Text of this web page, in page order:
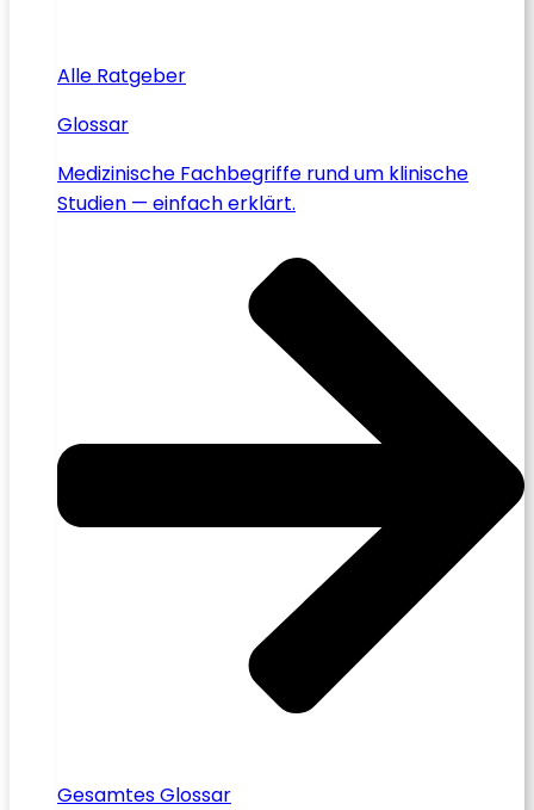
Alle Ratgeber
Glossar
Medizinische Fachbegriffe rund um klinische
Studien — einfach erklärt.
Gesamtes Glossar